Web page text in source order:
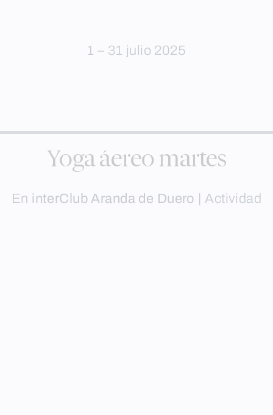
1 – 31 julio 2025
Yoga áereo martes
En interClub Aranda de Duero |Actividad